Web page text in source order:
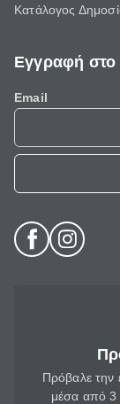
Κατάλογος
Εγγραφή
Email
Πρόβαλε την
μέσα από 3